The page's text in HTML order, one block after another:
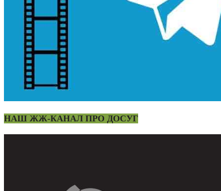
НАШ ЖЖ-КАНАЛ ПРО ДОСУГ